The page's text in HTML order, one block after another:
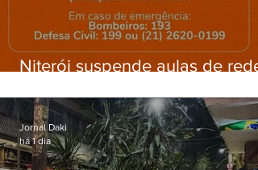
Niterói suspende aulas de rede
ventos fortes nesta sexta (7)
Jornal Daki
há 1 dia